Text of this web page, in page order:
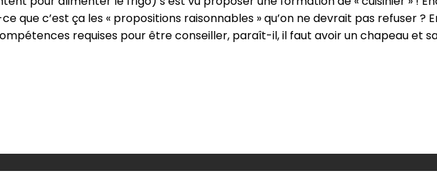
que c’est ça les « propositions raisonnables » qu’on ne devrait pas refuser ?
requises pour être conseiller, paraît-il, il faut avoir un chapeau et